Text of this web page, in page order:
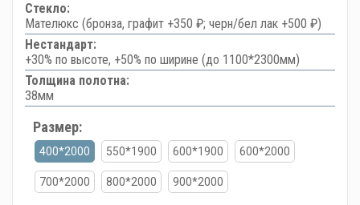
Стекло:
Мателюкс (бронза, графит +350 ₽; черн/бел лак +500 ₽)
Нестандарт:
+30% по высоте, +50% по ширине (до 1100*2300мм)
Толщина полотна:
38мм
Размер:
400*2000 550*1900 600*1900 600*2000
700*2000 800*2000 900*2000